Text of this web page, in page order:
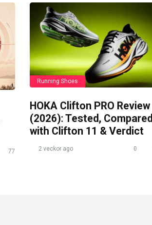
77
Running Shoes
HOKA Clifton PRO Review
(2026): Tested, Compared
with Clifton 11 & Verdict
2 veckor ago 0